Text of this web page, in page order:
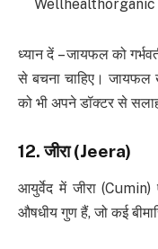
Wellhealthorganic
ध्यान दें – जायफल को
से बचना चाहिए। जायफल
को भी अपने डॉक्टर से
12.जीरा(Jeera)
आयुर्वेद में जीरा
औषधीय गुण हैं, जो कई